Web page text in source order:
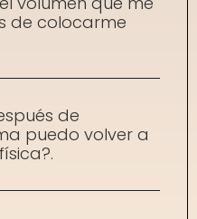
de colocarme
de
puedo volver a